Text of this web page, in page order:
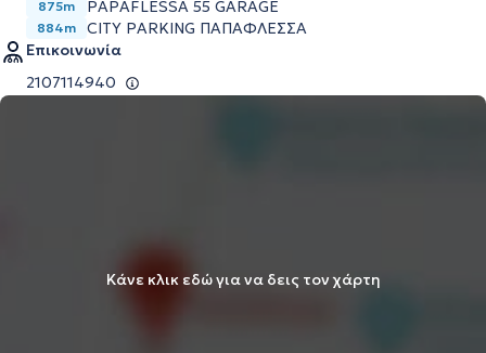
875m PAPAFLESSA 55 GARAGE
884m
CITY PARKING ΠΑΠΑΦΛΕΣΣΑ
Επικοινωνία
2107114940
Κάνε κλικ εδώ για να δεις τον χάρτη